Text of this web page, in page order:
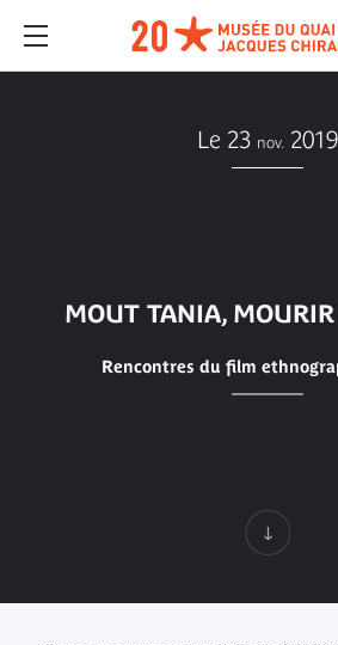
Le 23 nov. 2019
MOUT TANIA,
Rencontres du film